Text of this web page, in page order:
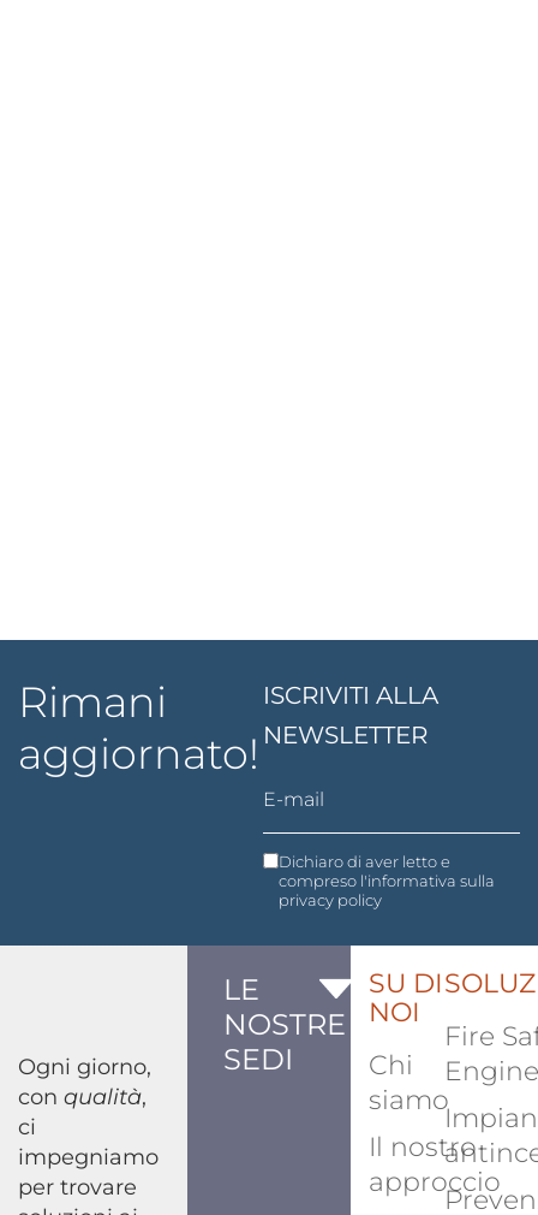
Rimani
aggiornato!
ISCRIVITI ALLA
NEWSLETTER
Dichiaro di aver letto e
compreso l'informativa sulla
privacy policy
Ogni giorno,
con qualità,
ci
impegniamo
per trovare
LE
NOSTRE
SEDI
SU DI
NOI
Chi
siamo
Il nostro
approccio
Fire